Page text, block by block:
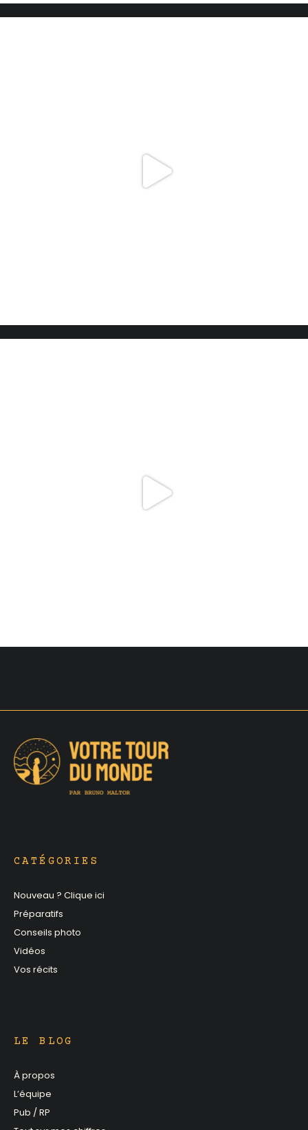
CATÉGORIES
Nouveau ? Clique ici
Préparatifs
Conseils photo
Vidéos
Vos récits
LE BLOG
À propos
L’équipe
Pub / RP